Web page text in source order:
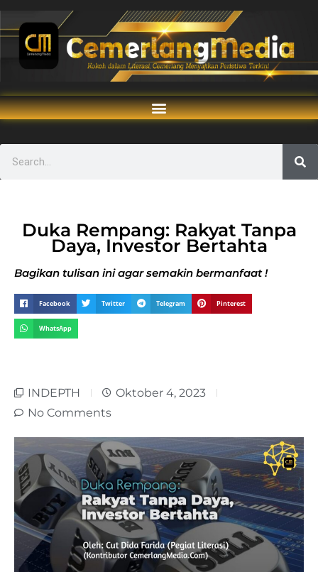
Duka Rempang: Rakyat Tanpa
Daya, Investor Bertahta
Bagikan tulisan ini agar semakin bermanfaat !
Facebook Twitter Telegram Pinterest
WhatsApp
INDEPTH
Oktober 4, 2023
No Comments